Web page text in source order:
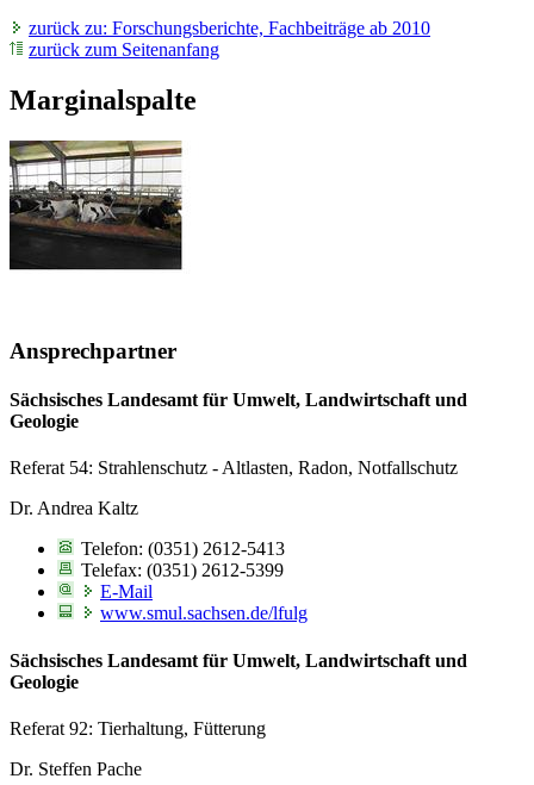
zurück zu: Forschungsberichte, Fachbeiträge ab 2010
zurück zum Seitenanfang
Marginalspalte
Ansprechpartner
Sächsisches Landesamt für Umwelt, Landwirtschaft und
Geologie
Referat 54: Strahlenschutz - Altlasten, Radon, Notfallschutz
Dr. Andrea Kaltz
Telefon: (0351) 2612-5413
Telefax: (0351) 2612-5399
E-Mail
www.smul.sachsen.de/lfulg
Sächsisches Landesamt für Umwelt, Landwirtschaft und
Geologie
Referat 92: Tierhaltung, Fütterung
Dr. Steffen Pache